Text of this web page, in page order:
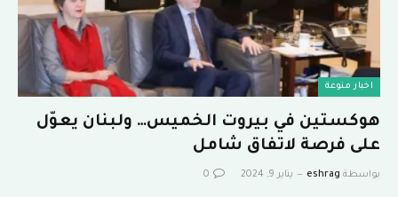
اخبار منوعة
هوكستين في بيروت الخميس… ولبنان يعوّل
على فرصة لاتفاق شامل
بواسطة eshrag يناير 9, 2024 0